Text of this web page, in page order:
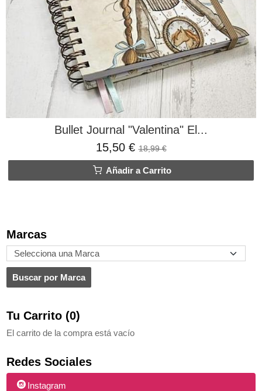
Marcas
Tu Carrito (0)
El carrito de la compra está vacío
Redes Sociales
Instagram
Bullet Journal "Valentina" El...
15,50 €18,99 €
Añadir a Carrito